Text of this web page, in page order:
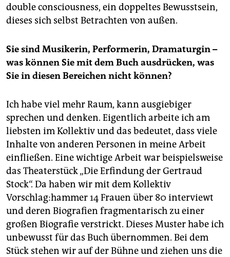
double consciousness, ein doppeltes Bewusstsein,
dieses sich selbst Betrachten von außen.
Sie sind Musikerin, Performerin, Dramaturgin –
was können Sie mit dem Buch ausdrücken, was
Sie in diesen Bereichen nicht können?
Ich habe viel mehr Raum, kann ausgiebiger
sprechen und denken. Eigentlich arbeite ich am
liebsten im Kollektiv und das bedeutet, dass viele
Inhalte von anderen Personen in meine Arbeit
einfließen. Eine wichtige Arbeit war beispielsweise
das Theaterstück „Die Erfindung der Gertraud
Stock“. Da haben wir mit dem Kollektiv
Vorschlag:hammer 14 Frauen über 80 interviewt
und deren Biografien fragmentarisch zu einer
großen Biografie verstrickt. Dieses Muster habe ich
unbewusst für das Buch übernommen. Bei dem
Stück stehen wir auf der Bühne und ziehen uns die